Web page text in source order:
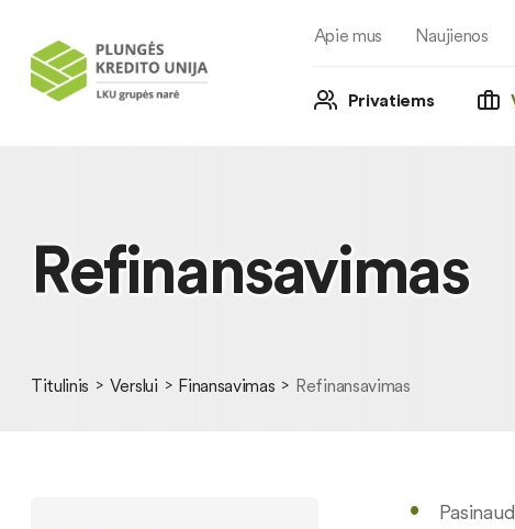
Apie mus Naujienos
Privatiems
Refinansavimas
Titulinis Verslui Finansavimas Refinansavimas